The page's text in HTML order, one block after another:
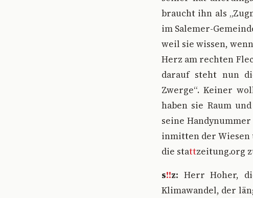
braucht ihn als
im Salemer-
weil sie wissen,
Herz am rechten
darauf steht nun
Zwerge“. Keiner
haben sie Raum
seine
inmitten der Wiesen
die stattzeitung.org
s!!z: Herr Hoher,
Klimawandel, der